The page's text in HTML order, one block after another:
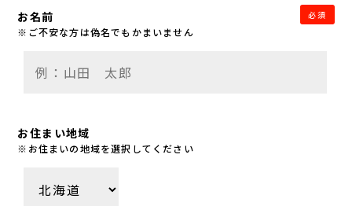
お名前
※ご不安な方は偽名でもかまいません
必須
お住まい地域
※お住まいの地域を選択してください